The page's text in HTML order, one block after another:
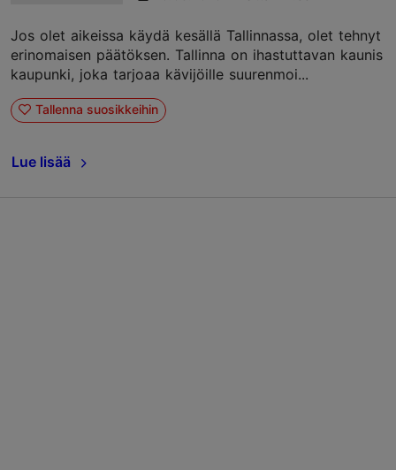
Jos olet aikeissa käydä kesällä Tallinnassa, olet tehnyt
erinomaisen päätöksen. Tallinna on ihastuttavan kaunis
kaupunki, joka tarjoaa kävijöille suurenmoi...
Tallenna suosikkeihin
Lue lisää